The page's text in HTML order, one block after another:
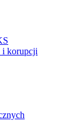
i korupcji